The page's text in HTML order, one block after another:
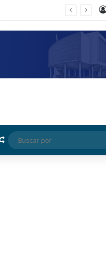
Random Article